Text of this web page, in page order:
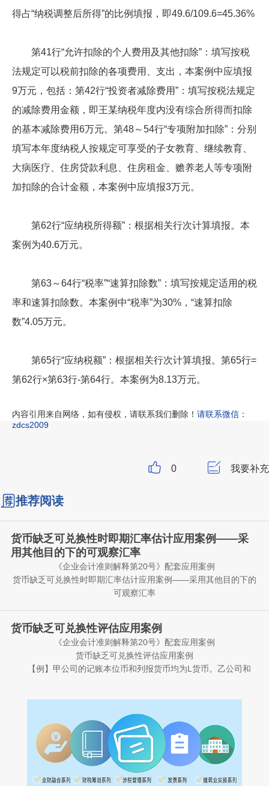
得占“纳税调整后所得”的比例填报，即49.6/109.6=45.36%
第41行“允许扣除的个人费用及其他扣除”：填写按税
法规定可以税前扣除的各项费用、支出，本案例中应填报
9万元，包括：第42行“投资者减除费用”：填写按税法规定
的减除费用金额，即王某纳税年度内没有综合所得而扣除
的基本减除费用6万元。第48～54行“专项附加扣除”：分别
填写本年度纳税人按规定可享受的子女教育、继续教育、
大病医疗、住房贷款利息、住房租金、赡养老人等专项附
加扣除的合计金额，本案例中应填报3万元。
第62行“应纳税所得额”：根据相关行次计算填报。本
案例为40.6万元。
第63～64行“税率”“速算扣除数”：填写按规定适用的税
率和速算扣除数。本案例中“税率”为30%，“速算扣除
数”4.05万元。
第65行“应纳税额”：根据相关行次计算填报。第65行=
第62行×第63行-第64行。本案例为8.13万元。
内容引用来自网络，如有侵权，请联系我们删除！ 请联系微信：
zdcs2009
我要补充
0
推荐阅读
货币缺乏可兑换性时即期汇率估计应用案例——采
用其他目的下的可观察汇率
《企业会计准则解释第20号》配套应用案例
货币缺乏可兑换性时即期汇率估计应用案例——采用其他目的下的
可观察汇率
即其经营所在地的法定货币。甲公司编制合并财务报表时，需将乙
公司外币财务报表折算为L货币。2X25年12月31日，乙公司所在地
货币主管部门规定，禁止以变现或结算净投资为目的将M货币兑换
为L货币，但允许基于任何其他目的的货币兑换。在基于其他目的
该汇率每日更新。因乙公司所在地货币主管部门禁止以变现或结算
净投资为目的将M货币兑换为L货币，甲公司认定M货币不可兑换为
假定不考虑其他因素，在上述情况下，甲公司在对乙公司2X25
年12月31日的财务状况和2X25年度的经营成果进行折算时，应当
如何估计即期汇率?
换为另一种货币时，企业应当对计量日的即期汇率进行估计，使其
能够如实反映在当前主要经济状况下市场参与者在计量日进行的有
序兑换交易所采用的汇率。在满足上述有关货币缺乏可兑换性时即
期汇率估计要求的情况下，企业可采用未经调整的可观察汇率或其
他估计方法，对相关即期汇率进行估计。
本例中，甲公司不能以变现或结算净投资为目的将M货币兑换
为L货币，但能够基于其他目的兑换货币。在基于其他目的将M货币
兑换为L货币时实行自由浮动汇率机制，并采用单一汇率，该汇率
每日更新。根据《企业会计准则解释第20号》，一种货币在某一目
的下不可兑换为另一种货币，但在其他目的下可兑换为另一种货币
本例中，基于其他目的将M货币兑换为L货币时采用单一的自由
浮动汇率且该汇率每日更新，同时基于其他目的兑换的货币也并非
货币缺乏可兑换性评估应用案例
《企业会计准则解释第20号》配套应用案例
货币缺乏可兑换性评估应用案例
【例】甲公司的记账本位币和列报货币均为L货币。乙公司和
折算为L货币。
货币须在提交兑换申请时申报资金用途并完成相关行政审批流程。
通常情况下，货币主管部门按照正常行政流程进行审核并完成兑换
需10个工作日。2X26年6月1日，因无法满足市场对L货币的兑换需
求，乙公司所在地的货币主管部门暂停了官方兑换渠道。在官方兑
换渠道暂停期间，仅有零散中间商以非官方设定的汇率开展以M货
情形二：丙公司所在地货币主管部门规定，除进口食品和药品
以外，不接受用于其他目的的L货币兑换申请。
假定不考虑其他影响因素，在上述情形中，甲公司应当如何分